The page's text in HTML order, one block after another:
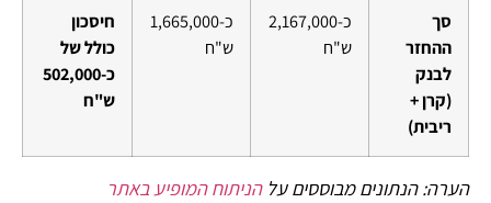
סך
ההחזר
לבנק
(קרן +
ריבית)
כ-2,167,000
ש"ח
כ-1,665,000
ש"ח
חיסכון
כולל של
כ-502,000
ש"ח
הערה: הנתונים מבוססים עלהניתוח המופיע באתר